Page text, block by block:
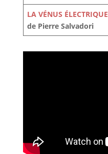
LA VÉNUS ÉLECTRIQUE
de Pierre Salvadori